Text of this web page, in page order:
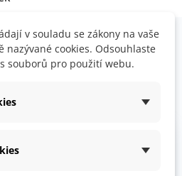
ZÁKAZNÍKY
našich zákazníků.
rychle a v pořádku,
v souladu se zákony na vaše
nazývané cookies. Odsouhlaste
souborů pro použití webu.